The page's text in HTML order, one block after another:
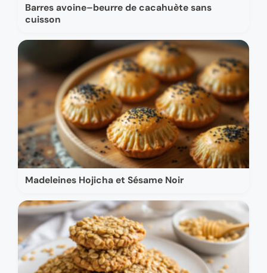
Barres avoine–beurre de cacahuète sans
cuisson
Madeleines Hojicha et Sésame Noir